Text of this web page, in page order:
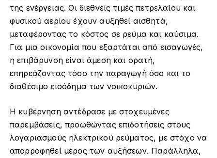
της ενέργειας. Οι διεθνείς τιμές πετρελαίου και
φυσικού αερίου έχουν αυξηθεί αισθητά,
μεταφέροντας το κόστος σε ρεύμα και καύσιμα.
Για μια οικονομία που εξαρτάται από εισαγωγές,
η επιβάρυνση είναι άμεση και ορατή,
επηρεάζοντας τόσο την παραγωγή όσο και το
διαθέσιμο εισόδημα των νοικοκυριών.
Η κυβέρνηση αντέδρασε με στοχευμένες
παρεμβάσεις, προωθώντας επιδοτήσεις στους
λογαριασμούς ηλεκτρικού ρεύματος, με στόχο να
απορροφηθεί μέρος των αυξήσεων. Παράλληλα,